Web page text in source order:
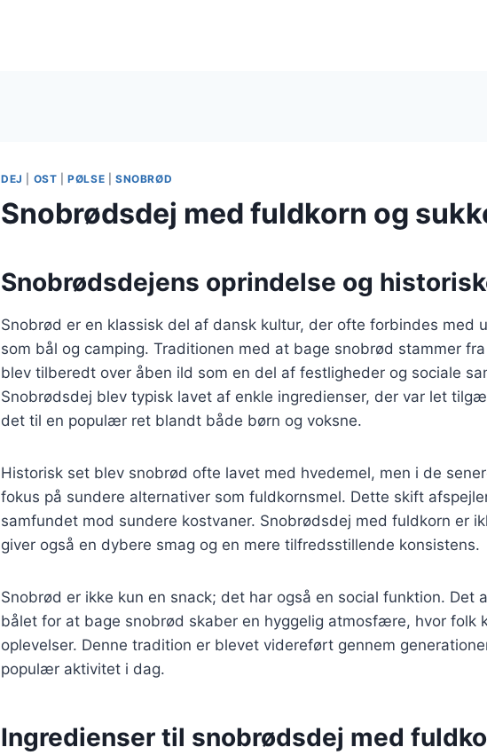
DEJ OST |PØLSE SNOBRØD
Snobrødsdej med fuldkorn og
Snobrødsdejens oprindelse og
Snobrød er en klassisk del af dansk kultur, der ofte forbindes med
som bål og camping. Traditionen med at bage snobrød stammer
blev tilberedt over åben ild som en del af festligheder og sociale
Snobrødsdej blev typisk lavet af enkle ingredienser, der var let
det til en populær ret blandt både børn og voksne.
Historisk set blev snobrød ofte lavet med hvedemel, men i de
fokus på sundere alternativer som fuldkornsmel. Dette skift
samfundet mod sundere kostvaner. Snobrødsdej med fuldkorn er
giver også en dybere smag og en mere tilfredsstillende konsistens.
Snobrød er ikke kun en snack; det har også en social funktion. Det
bålet for at bage snobrød skaber en hyggelig atmosfære, hvor folk
oplevelser. Denne tradition er blevet videreført gennem
populær aktivitet i dag.
Ingredienser til snobrødsdej med